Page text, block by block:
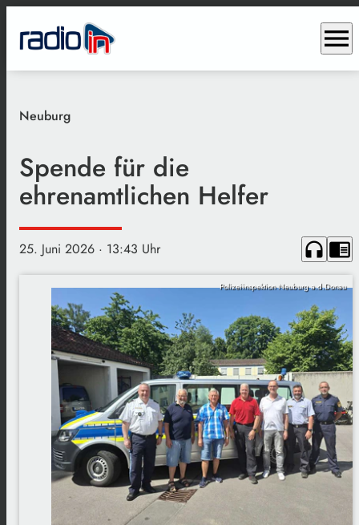
menu
Neuburg
Spende für die
ehrenamtlichen Helfer
25. Juni 2026 · 13:43 Uhr headphones chrome_reader_mode
Polizeiinspektion Neuburg a.d.Donau